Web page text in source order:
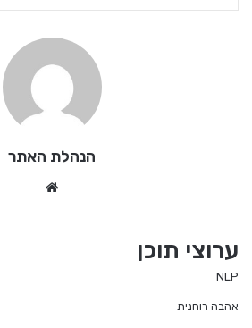
הנהלת האתר
ערוצי תוכן
NLP
אהבה רוחנית